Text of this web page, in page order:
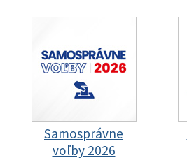
Samosprávne
voľby 2026